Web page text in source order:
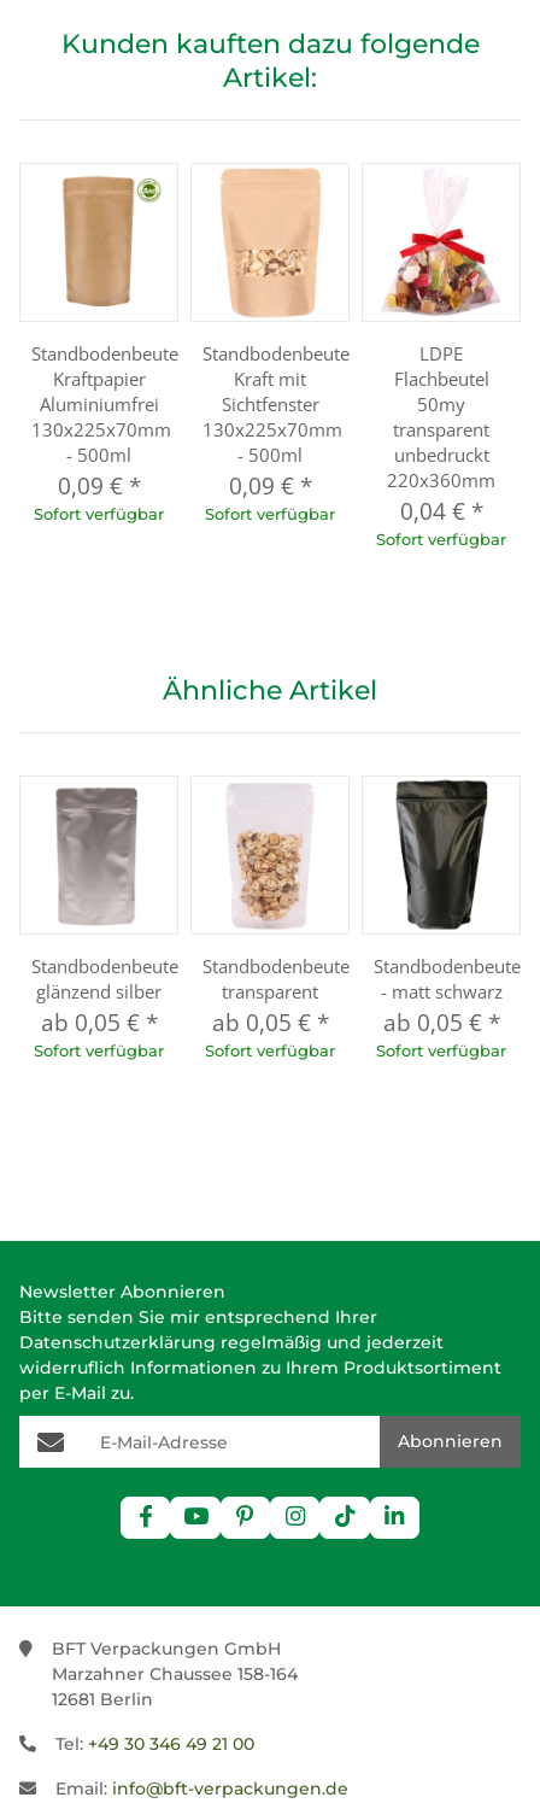
Kunden kauften dazu folgende
Artikel:
Standbodenbeutel
Kraftpapier
Aluminiumfrei
130x225x70mm
- 500ml
0,09 € *
Sofort verfügbar
Standbodenbeutel
Kraft mit
Sichtfenster
130x225x70mm
- 500ml
0,09 € *
Sofort verfügbar
LDPE
Flachbeutel
50my
transparent
unbedruckt
220x360mm
0,04 € *
Sofort verfügbar
Ähnliche Artikel
Standbodenbeutel
glänzend silber
ab 0,05 € *
Sofort verfügbar
Standbodenbeutel
transparent
ab 0,05 € *
Sofort verfügbar
Standbodenbeutel
- matt schwarz
ab 0,05 € *
Sofort verfügbar
Newsletter Abonnieren
Bitte senden Sie mir entsprechend Ihrer
Datenschutzerklärung regelmäßig und jederzeit
widerruflich Informationen zu Ihrem Produktsortiment
per E-Mail zu.
E-Mail-Adresse
Abonnieren
BFT Verpackungen GmbH
Marzahner Chaussee 158-164
12681 Berlin
Tel: +49 30 346 49 21 00
Email: info@bft-verpackungen.de